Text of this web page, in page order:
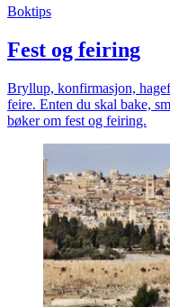
Boktips
Fest og feiring
Bryllup, konfirmasjon,
feire. Enten du skal bake,
bøker om fest og feiring.